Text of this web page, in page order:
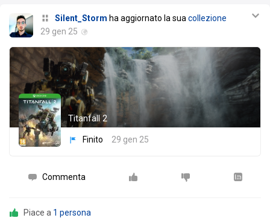
Silent_Storm ha aggiornato la sua collezione
29 gen 25
Titanfall 2
Finito 29 gen 25
Commenta
Piace a 1 persona